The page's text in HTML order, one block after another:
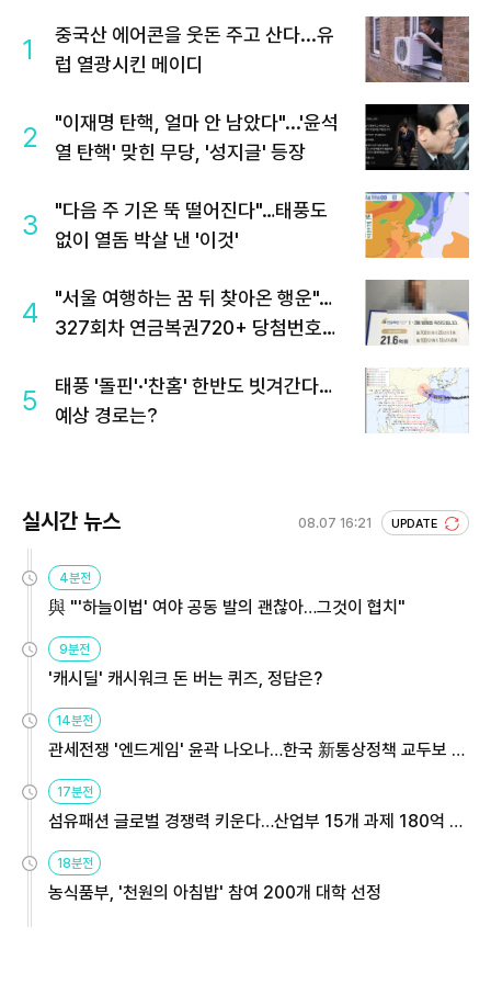
1
중국산 에어콘을 웃돈 주고 산다...유
럽 열광시킨 메이디
2
"이재명 탄핵, 얼마 안 남았다"...'윤석
열 탄핵' 맞힌 무당, '성지글' 등장
3
"다음 주 기온 뚝 떨어진다"…태풍도
없이 열돔 박살 낸 '이것'
4
"서울 여행하는 꿈 뒤 찾아온 행운"…
327회차 연금복권720+ 당첨번호조
5
태풍 '돌핀'·'찬홈' 한반도 빗겨간다…
예상 경로는?
실시간 뉴스 08.07 16:21 UPDATE
4분전
與 "'하늘이법' 여야 공동 발의 괜찮아…그것이 협치"
9분전
'캐시딜' 캐시워크 돈 버는 퀴즈, 정답은?
14분전
관세전쟁 '엔드게임' 윤곽 나오나…한국 新통상정책 교두보 활
용해야
17분전
섬유패션 글로벌 경쟁력 키운다…산업부 15개 과제 180억 지
원
18분전
농식품부, '천원의 아침밥' 참여 200개 대학 선정